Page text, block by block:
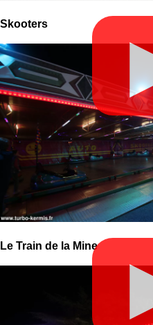
Skooters
Le Train de la Mine